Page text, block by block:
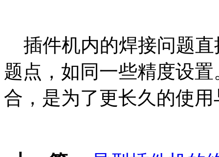
插件机内的焊接问题直
题点，如同一些精度设
合，是为了更长久的使